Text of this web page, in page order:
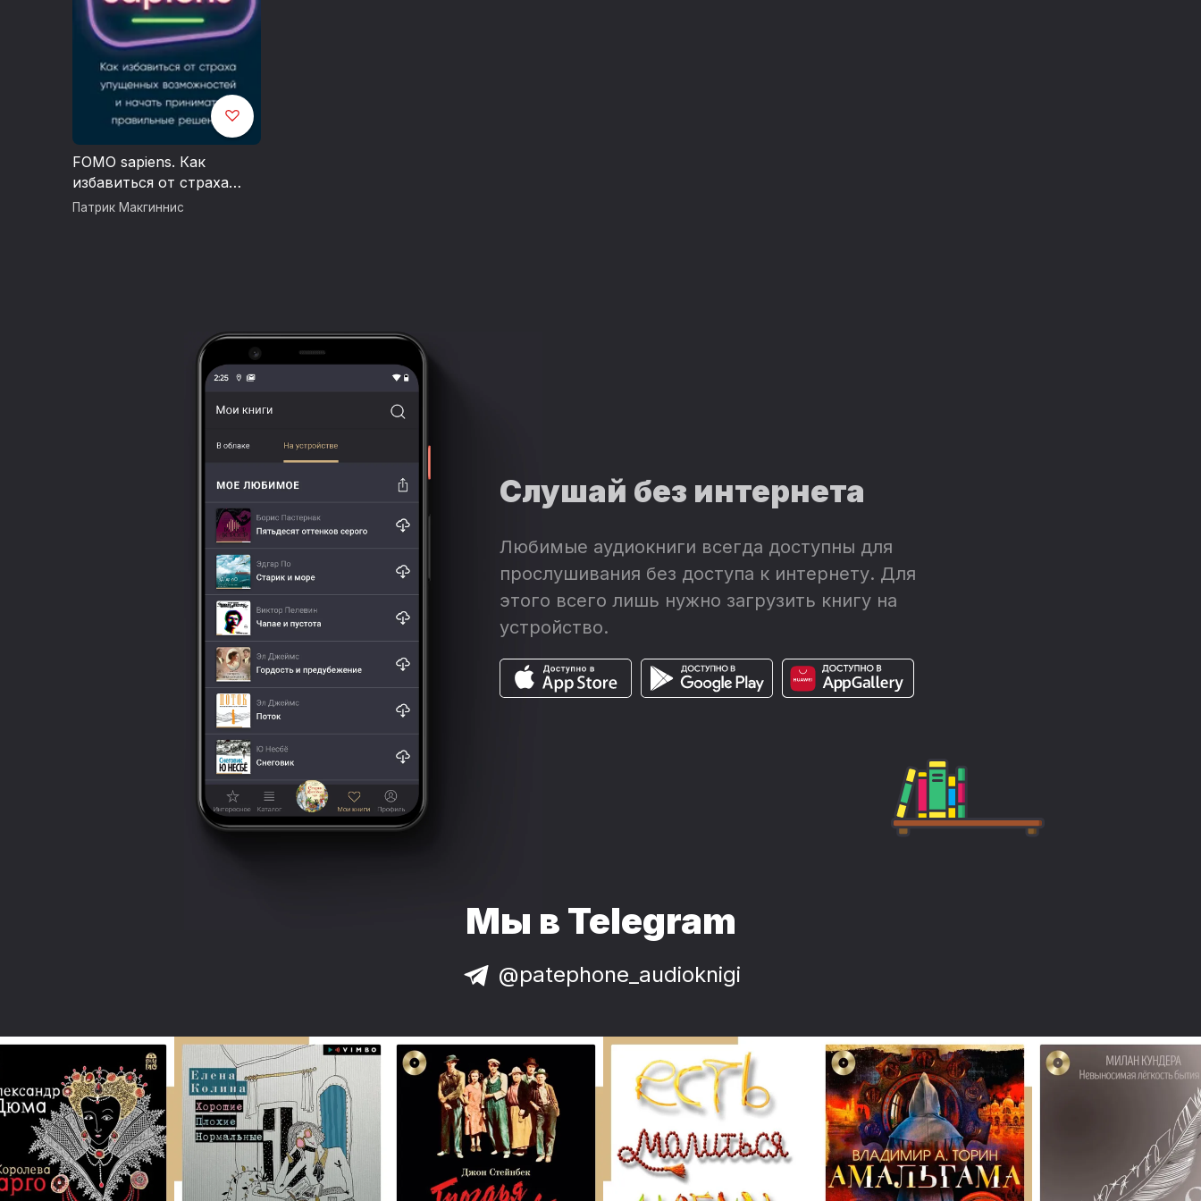
FOMO sapiens. Как
избавиться от страха
упущенных
Патрик Макгиннис
Слушай без интернета
Любимые аудиокниги всегда доступны для
прослушивания без доступа к интернету. Для
этого всего лишь нужно загрузить книгу на
устройство.
Мы в Telegram
@patephone_audioknigi